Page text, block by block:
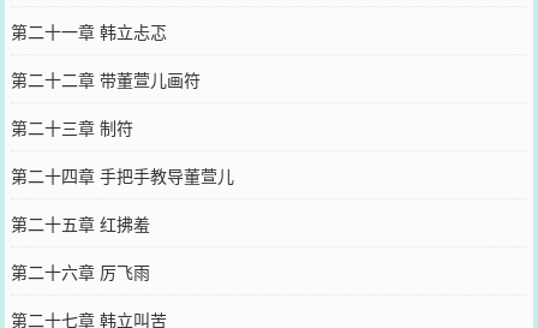
第二十一章 韩立忐忑
第二十二章 带董萱儿画符
第二十三章 制符
第二十四章 手把手教导董萱儿
第二十五章 红拂羞
第二十六章 厉飞雨
第二十七章 韩立叫苦